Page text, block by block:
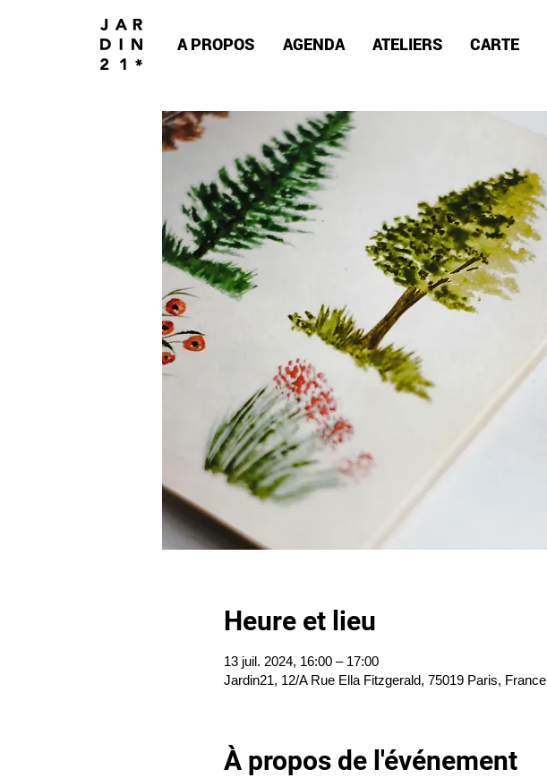
A PROPOS AGENDA ATELIERS CARTE
Heure et lieu
13 juil. 2024, 16:00 – 17:00
Jardin21, 12/A Rue Ella Fitzgerald, 75019 Paris, France
À propos de l'événement